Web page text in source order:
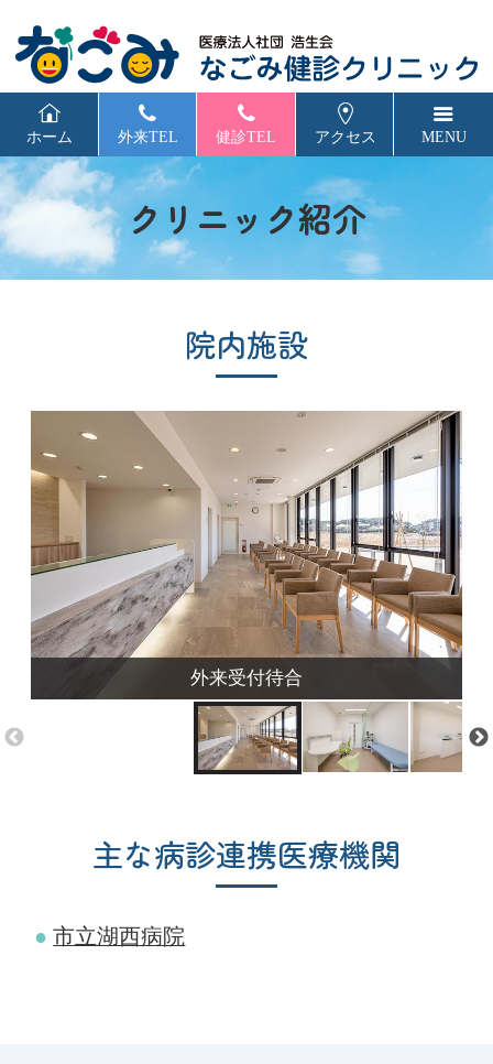
ホーム 外来TEL 健診TEL アクセス
クリニック紹介
院内施設
外来受付待合
主な病診連携医療機関
市立湖西病院